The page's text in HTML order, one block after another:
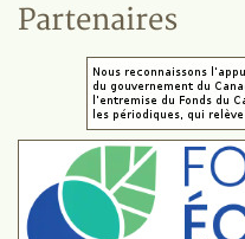
Partenaires